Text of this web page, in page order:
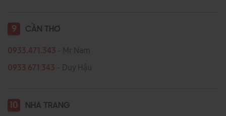
9 CẦN THƠ
0933.471.343 - Mr Nam
0933 671 343 - Duy Hậu
10 NHA TRANG